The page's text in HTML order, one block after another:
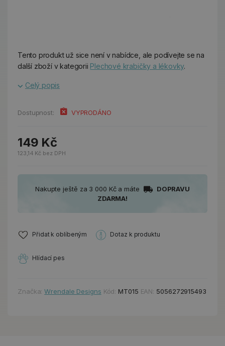
Tento produkt už sice není v nabídce, ale podívejte se na
další zboží v kategorii Plechové krabičky a lékovky.
Celý popis
Dostupnost: VYPRODÁNO
149 Kč
123,14 Kč bez DPH
Nakupte ještě za 3 000 Kč a máte
DOPRAVU
ZDARMA!
Přidat k oblíbeným Dotaz k produktu
Hlídací pes
Značka:Wrendale Designs Kód: MT015 EAN: 5056272915493